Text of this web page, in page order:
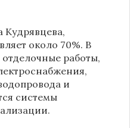
Кудрявцева,
около 70%. В
работы,
и
системы